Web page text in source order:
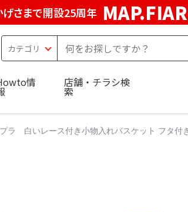
げさまで開設25周年
情 店舗・チラシ検
索
ラ 白いレース付き小物入れバスケット フタ付